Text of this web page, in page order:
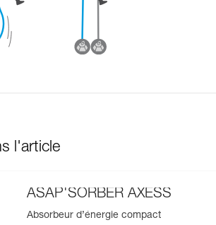
l'article
ASAP'SORBER AXESS
Absorbeur d’énergie compact